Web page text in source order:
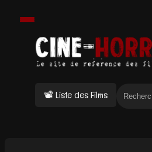
📽 Liste des Films